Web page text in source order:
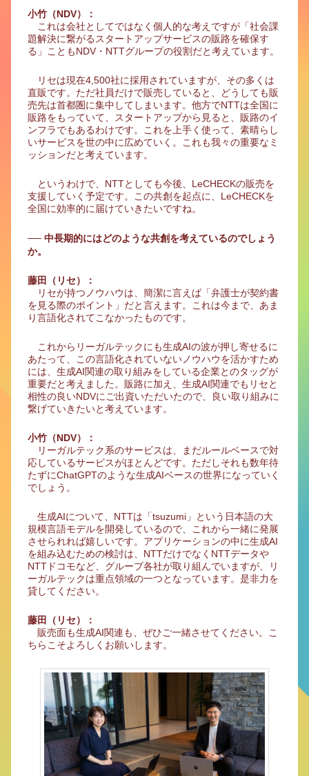
小竹（NDV）：
これは会社としてではなく個人的な考えですが「社会課
題解決に繋がるスタートアップサービスの販路を確保す
る」こともNDV・NTTグループの役割だと考えています。
リセは現在4,500社に採用されていますが、その多くは
直販です。ただ社員だけで販売していると、どうしても販
売先は首都圏に集中してしまいます。他方でNTTは全国に
販路をもっていて、スタートアップから見ると、販路のイ
ンフラでもあるわけです。これを上手く使って、素晴らし
いサービスを世の中に広めていく。これも我々の重要なミ
ッションだと考えています。
というわけで、NTTとしても今後、LeCHECKの販売を
支援していく予定です。この共創を起点に、LeCHECKを
全国に効率的に届けていきたいですね。
── 中長期的にはどのような共創を考えているのでしょう
か。
藤田（リセ）：
リセが持つノウハウは、簡潔に言えば「弁護士が契約書
を見る際のポイント」だと言えます。これは今まで、あま
り言語化されてこなかったものです。
これからリーガルテックにも生成AIの波が押し寄せるに
あたって、この言語化されていないノウハウを活かすため
には、生成AI関連の取り組みをしている企業とのタッグが
重要だと考えました。販路に加え、生成AI関連でもリセと
相性の良いNDVにご出資いただいたので、良い取り組みに
繋げていきたいと考えています。
小竹（NDV）：
リーガルテック系のサービスは、まだルールベースで対
応しているサービスがほとんどです。ただしそれも数年待
たずにChatGPTのような生成AIベースの世界になっていく
でしょう。
生成AIについて、NTTは「tsuzumi」という日本語の大
規模言語モデルを開発しているので、これから一緒に発展
させられれば嬉しいです。アプリケーションの中に生成AI
を組み込むための検討は、NTTだけでなくNTTデータや
NTTドコモなど、グループ各社が取り組んでいますが、リ
ーガルテックは重点領域の一つとなっています。是非力を
貸してください。
藤田（リセ）：
販売面も生成AI関連も、ぜひご一緒させてください。こ
ちらこそよろしくお願いします。